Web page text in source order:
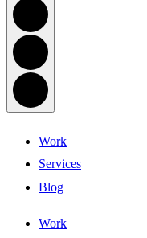
Work
Services
Blog
Work